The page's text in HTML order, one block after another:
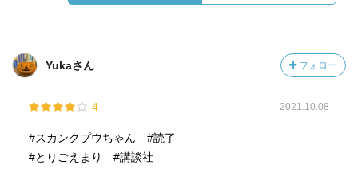
Yukaさん フォロー
4 2021.10.08
#スカンクプウちゃん #読了
#とりごえまり #講談社